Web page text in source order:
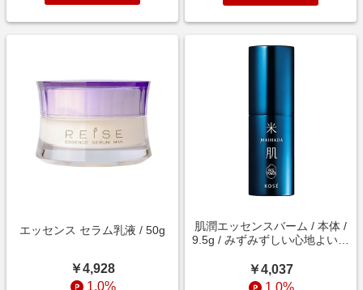
エッセンス セラム乳液 / 50g
￥4,928
1.0%
肌潤エッセンスバーム / 本体 /
9.5g / みずみずしい心地よい触
￥4,037
1.0%